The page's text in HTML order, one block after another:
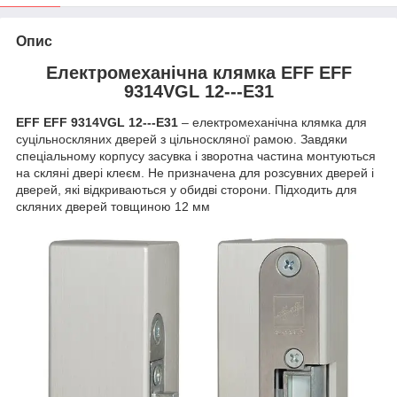
Опис
Електромеханічна клямка EFF EFF
9314VGL 12---E31
EFF EFF 9314VGL 12---E31 – електромеханічна клямка для
суцільноскляних дверей з цільноскляної рамою. Завдяки
спеціальному корпусу засувка і зворотна частина монтуються
на скляні двері клеєм. Не призначена для розсувних дверей і
дверей, які відкриваються у обидві сторони. Підходить для
скляних дверей товщиною 12 мм